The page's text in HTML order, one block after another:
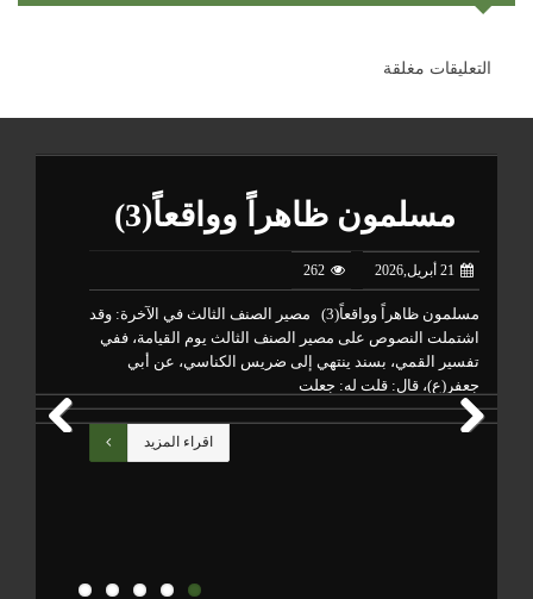
التعليقات مغلقة
مسلمون ظاهراً وواقعاً(3)
21 أبريل,2026 262
مسلمون ظاهراً وواقعاً(3) مصير الصنف الثالث في الآخرة: وقد
اشتملت النصوص على مصير الصنف الثالث يوم القيامة، ففي
تفسير القمي، بسند ينتهي إلى ضريس الكناسي، عن أبي
جعفر(ع)، قال: قلت له: جعلت
اقراء المزيد
Previous